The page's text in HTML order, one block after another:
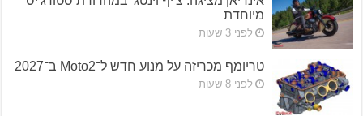
מיוחדת
לפני 3 שעות
טריומף מכריזה על מנוע חדש ל־Moto2 ב־2027
לפני 8 שעות